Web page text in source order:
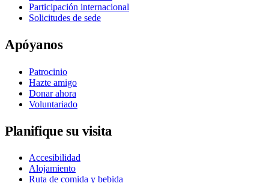
Participación internacional
Solicitudes de sede
Apóyanos
Patrocinio
Hazte amigo
Donar ahora
Voluntariado
Planifique su visita
Accesibilidad
Alojamiento
Ruta de comida y bebida